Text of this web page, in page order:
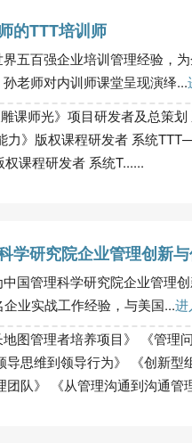
的TTT培训师
五百强企业培训管理经验，
老师对内训师课堂呈现演绎...
课师光》项目研发者及总策
》版权课程研发者 系统
课程研发者 系统T......
学研究院企业管理创新
国管理科学研究院企业管理
业实战工作经验，与美国...进
地图管理者培养项目》 《管理
思维到领导行为》 《创新
队》 《从管理沟通到沟通管